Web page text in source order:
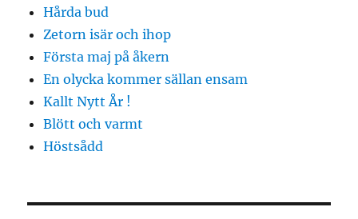
Hårda bud
Zetorn isär och ihop
Första maj på åkern
En olycka kommer sällan ensam
Kallt Nytt År !
Blött och varmt
Höstsådd